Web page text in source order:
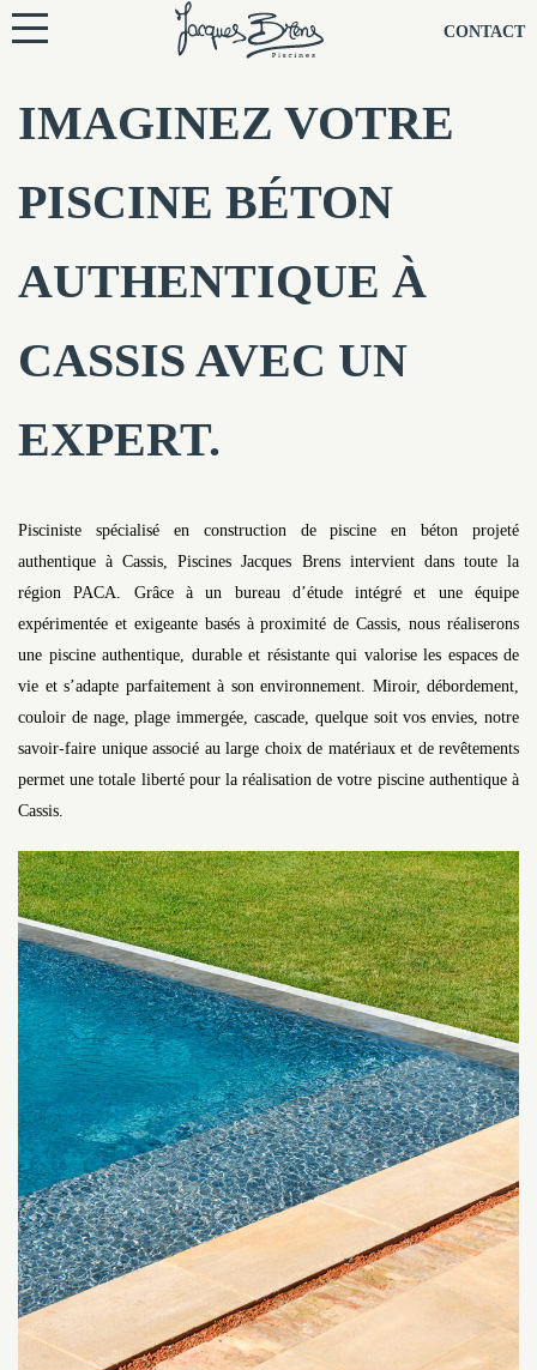
CONTACT
IMAGINEZ VOTRE
PISCINE BÉTON
AUTHENTIQUE À
CASSIS AVEC UN
EXPERT.
Pisciniste spécialisé en construction de piscine en béton projeté
authentique à Cassis, Piscines Jacques Brens intervient dans toute la
région PACA. Grâce à un bureau d’étude intégré et une équipe
expérimentée et exigeante basés à proximité de Cassis, nous réaliserons
une piscine authentique, durable et résistante qui valorise les espaces de
vie et s’adapte parfaitement à son environnement. Miroir, débordement,
couloir de nage, plage immergée, cascade, quelque soit vos envies, notre
savoir-faire unique associé au large choix de matériaux et de revêtements
permet une totale liberté pour la réalisation de votre piscine authentique à
Cassis.
NOS PISCINES
NOTRE TECHNIQUE
NOS CONSEILS
NOS AGENCES
CONTACTEZ-NOUS